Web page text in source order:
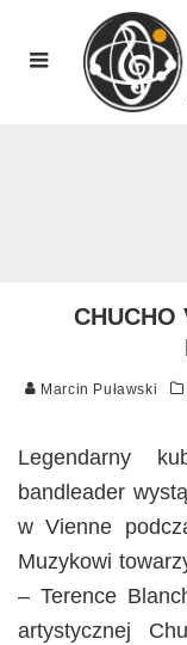
CHUCHO
Marcin Puławski
Legendarny
bandleader
w Vienne
Muzykowi
– Terence
artystycznej